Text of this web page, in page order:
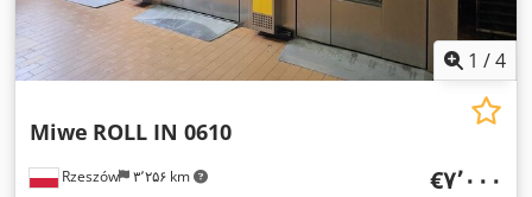
1 /4
Rzeszów ۳٬۲۵۶ km
Miwe ROLL IN 0610
‎€۷٬۰۰۰